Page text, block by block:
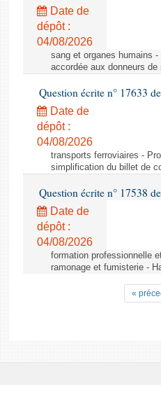
Date de
dépôt :
04/08/2026
sang et organes humains
accordée aux donneurs de
Question écrite n° 17633
Date de
dépôt :
04/08/2026
transports ferroviaires -
simplification du billet de
Question écrite n° 17538
Date de
dépôt :
04/08/2026
formation professionnelle
ramonage et fumisterie -
«